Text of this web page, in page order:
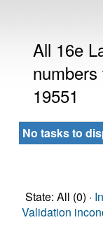
All 16e
19551
No tasks to
State: All (0) ·
Validation